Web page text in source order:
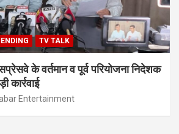
TV TALK
के वर्तमान व पूर्व परियोजना निदेशक
कार्रवाई
Entertainment